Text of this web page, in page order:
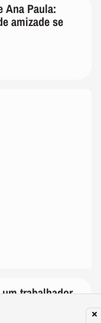
Ana Paula:
amizade se
trabalhador